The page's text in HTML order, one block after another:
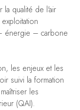
la qualité de l'air
énergie – carbone
les enjeux et les
suivi la formation
les
(QAI).